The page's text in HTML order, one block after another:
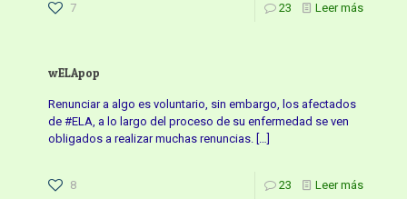
7 23 Leer más
wELApop
Renunciar a algo es voluntario, sin embargo, los afectados
de #ELA, a lo largo del proceso de su enfermedad se ven
obligados a realizar muchas renuncias. […]
8 23 Leer más